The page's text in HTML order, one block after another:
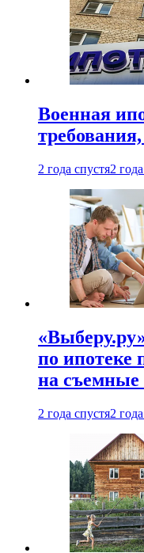
Военная
2 года спустя2
по ипотеке
на
2 года спустя2